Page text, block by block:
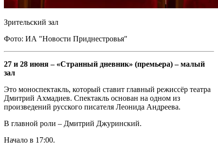
Зрительский зал
Фото: ИА "Новости Приднестровья"
27 и 28 июня – «Странный дневник» (премьера) – малый
зал
Это моноспектакль, который ставит главный режиссёр театра
Дмитрий Ахмадиев. Спектакль основан на одном из
произведений русского писателя Леонида Андреева.
В главной роли – Дмитрий Джуринский.
Начало в 17:00.